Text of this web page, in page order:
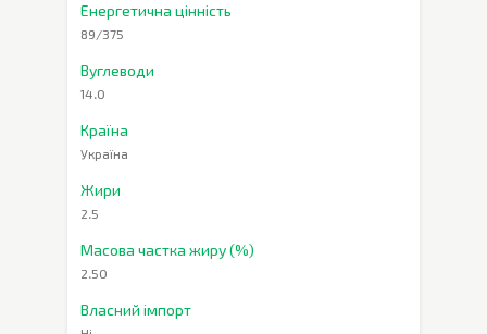
Енергетична цінність
89/375
Вуглеводи
14.0
Країна
Україна
Жири
2.5
Масова частка жиру (%)
2.50
Власний імпорт